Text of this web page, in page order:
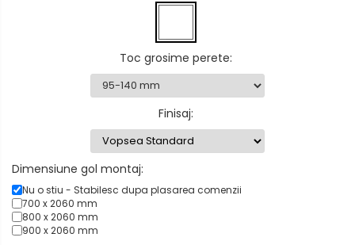
Toc grosime perete:
Finisaj:
Dimensiune gol montaj:
Nu o stiu - Stabilesc dupa plasarea comenzii
700 x 2060 mm
800 x 2060 mm
900 x 2060 mm